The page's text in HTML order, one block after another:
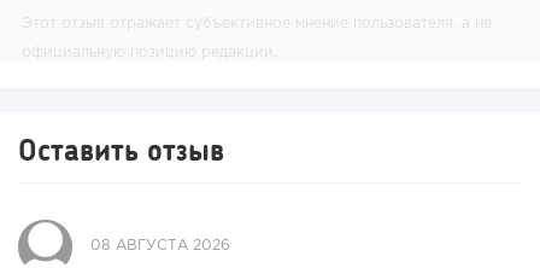
Этот отзыв отражает субъективное мнение пользователя, а не
официальную позицию редакции.
Оставить отзыв
08 АВГУСТА 2026